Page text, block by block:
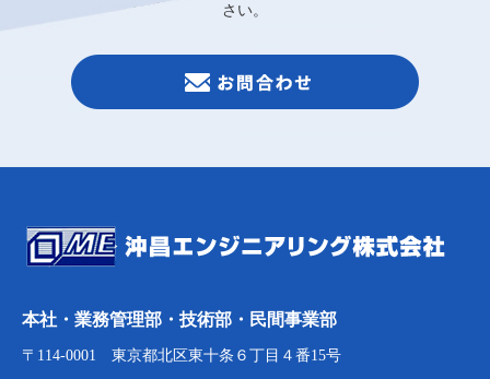
さい。
本社・業務管理部・技術部・民間事業部
〒114-0001 東京都北区東十条６丁目４番15号